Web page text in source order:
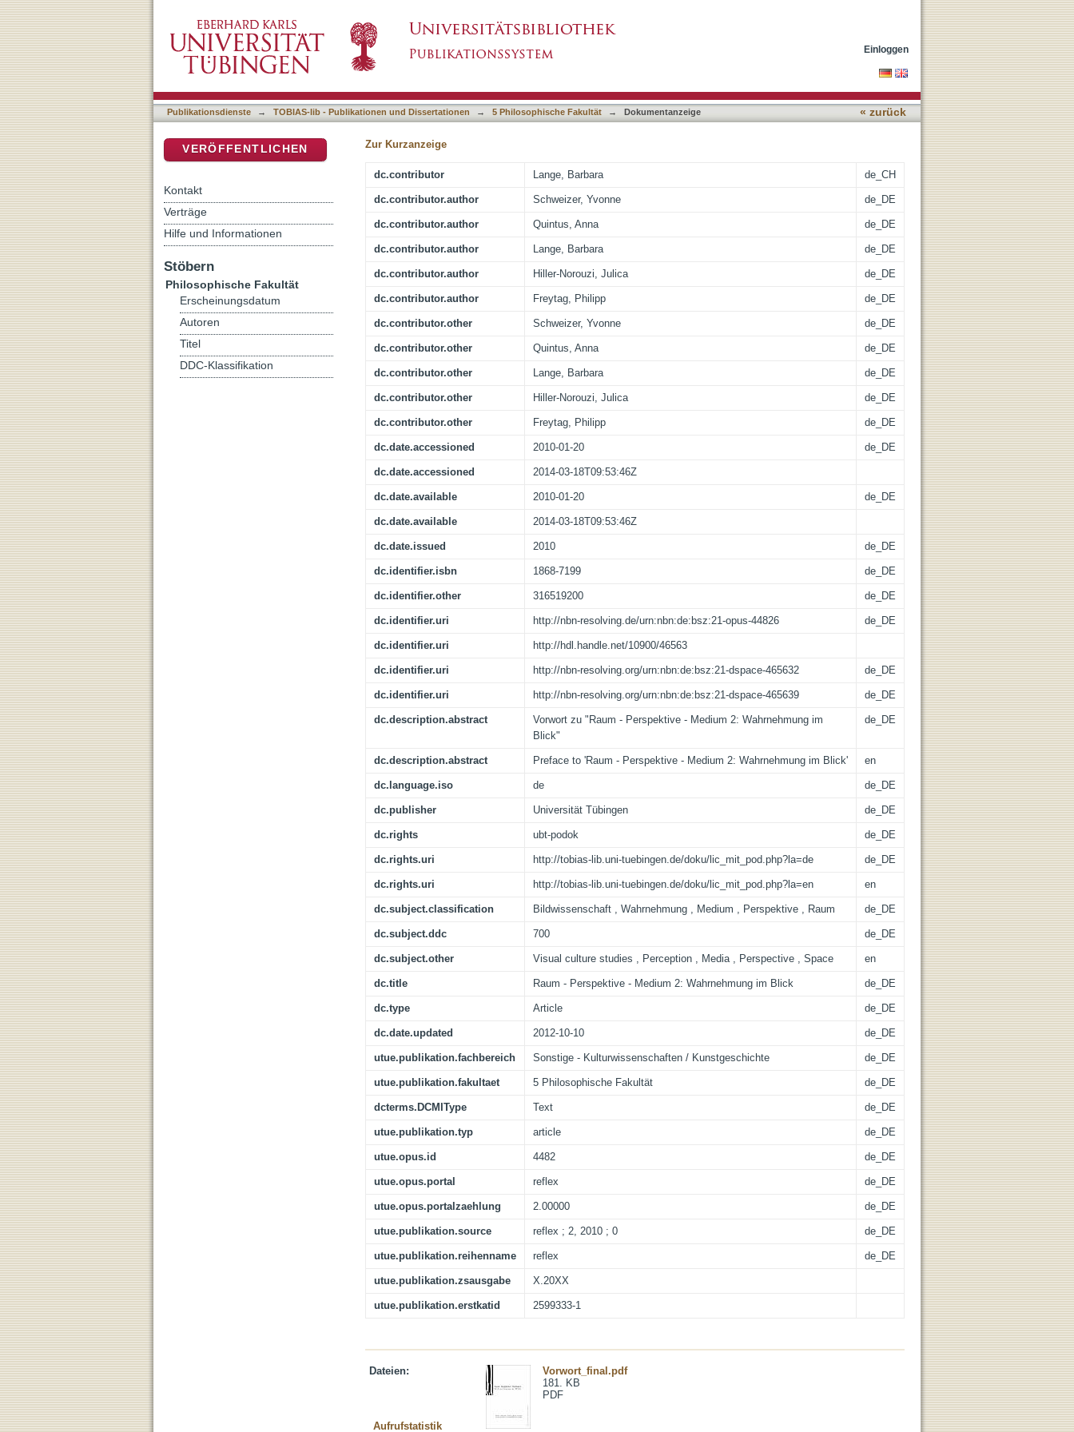
Einloggen
Publikationsdienste → TOBIAS-lib - Publikationen und Dissertationen → 5 Philosophische Fakultät → Dokumentanzeige « zurück
Zur Kurzanzeige
dc.contributor Lange, Barbara de_CH
dc.contributor.author Schweizer, Yvonne de_DE
dc.contributor.author Quintus, Anna de_DE
dc.contributor.author Lange, Barbara de_DE
dc.contributor.author Hiller-Norouzi, Julica de_DE
dc.contributor.author Freytag, Philipp de_DE
dc.contributor.other Schweizer, Yvonne de_DE
dc.contributor.other Quintus, Anna de_DE
dc.contributor.other Lange, Barbara de_DE
dc.contributor.other Hiller-Norouzi, Julica de_DE
dc.contributor.other Freytag, Philipp de_DE
dc.date.accessioned 2010-01-20 de_DE
dc.date.accessioned 2014-03-18T09:53:46Z
dc.date.available 2010-01-20 de_DE
dc.date.available 2014-03-18T09:53:46Z
dc.date.issued 2010 de_DE
dc.identifier.isbn 1868-7199 de_DE
dc.identifier.other 316519200 de_DE
dc.identifier.uri http://nbn-resolving.de/urn:nbn:de:bsz:21-opus-44826 de_DE
dc.identifier.uri http://hdl.handle.net/10900/46563
dc.identifier.uri http://nbn-resolving.org/urn:nbn:de:bsz:21-dspace-465632 de_DE
dc.identifier.uri http://nbn-resolving.org/urn:nbn:de:bsz:21-dspace-465639 de_DE
dc.description.abstract
Vorwort zu "Raum - Perspektive - Medium 2: Wahrnehmung im
Blick"
de_DE
dc.description.abstract Preface to 'Raum - Perspektive - Medium 2: Wahrnehmung im Blick' en
dc.language.iso de de_DE
dc.publisher Universität Tübingen de_DE
dc.rights ubt-podok de_DE
dc.rights.uri http://tobias-lib.uni-tuebingen.de/doku/lic_mit_pod.php?la=de de_DE
dc.rights.uri http://tobias-lib.uni-tuebingen.de/doku/lic_mit_pod.php?la=en en
dc.subject.classification Bildwissenschaft , Wahrnehmung , Medium , Perspektive , Raum de_DE
dc.subject.ddc 700 de_DE
dc.subject.other Visual culture studies , Perception , Media , Perspective , Space en
dc.title Raum - Perspektive - Medium 2: Wahrnehmung im Blick de_DE
dc.type Article de_DE
dc.date.updated 2012-10-10 de_DE
utue.publikation.fachbereich Sonstige - Kulturwissenschaften / Kunstgeschichte de_DE
utue.publikation.fakultaet 5 Philosophische Fakultät de_DE
dcterms.DCMIType Text de_DE
utue.publikation.typ article de_DE
utue.opus.id 4482 de_DE
utue.opus.portal reflex de_DE
utue.opus.portalzaehlung 2.00000 de_DE
utue.publikation.source reflex ; 2, 2010 ; 0 de_DE
utue.publikation.reihenname reflex de_DE
utue.publikation.zsausgabe X.20XX
utue.publikation.erstkatid 2599333-1
Dateien:
Vorwort_final.pdf
181. KB
PDF
Aufrufstatistik
VERÖFFENTLICHEN
Kontakt
Verträge
Hilfe und Informationen
Stöbern
Philosophische Fakultät
Erscheinungsdatum
Autoren
Titel
DDC-Klassifikation